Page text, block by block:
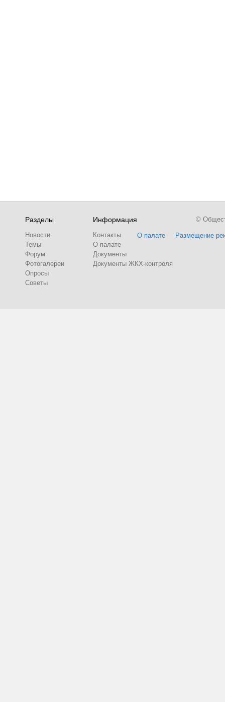
Разделы
Новости
Темы
Форум
Фотогалереи
Опросы
Советы
Информация
Контакты
О палате
Документы
Документы ЖКХ-контроля
О палате Размещение
©